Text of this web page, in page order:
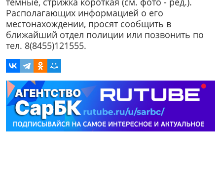
Располагающих информацией о его
местонахождении, просят сообщить в
ближайший отдел полиции или позвонить по
тел. 8(8455)121555.